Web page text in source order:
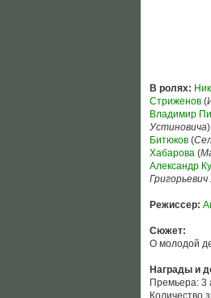
В ролях:
Стриженов (
Владимир
Устиновича
Битюков (
Хабарова (
Александр
Режиссер:
Сюжет:
О молодой
Награды и
Премьера: 3
Количество